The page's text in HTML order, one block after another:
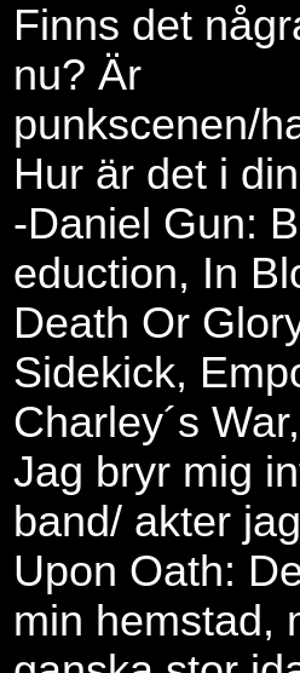
Finns det
nu? Är
punkscenen/
Hur är det i
-Daniel Gun:
eduction, In
Death Or
Sidekick,
Charley´s
Jag bryr mig
band/ akter
Upon Oath:
min hemstad,